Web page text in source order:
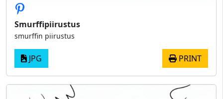
Smurffipiirustus
smurffin piirustus
JPG PRINT